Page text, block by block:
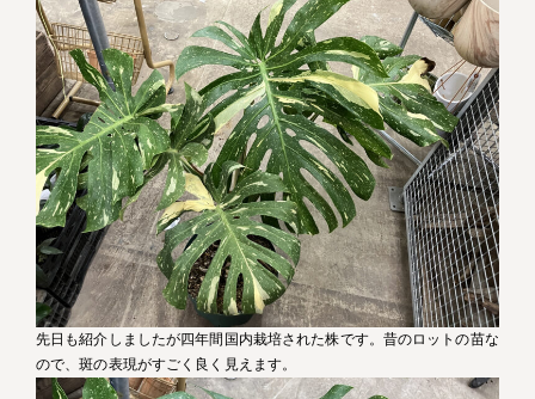
先日も紹介しましたが四年間国内栽培された株です。昔のロットの苗な
ので、斑の表現がすごく良く見えます。